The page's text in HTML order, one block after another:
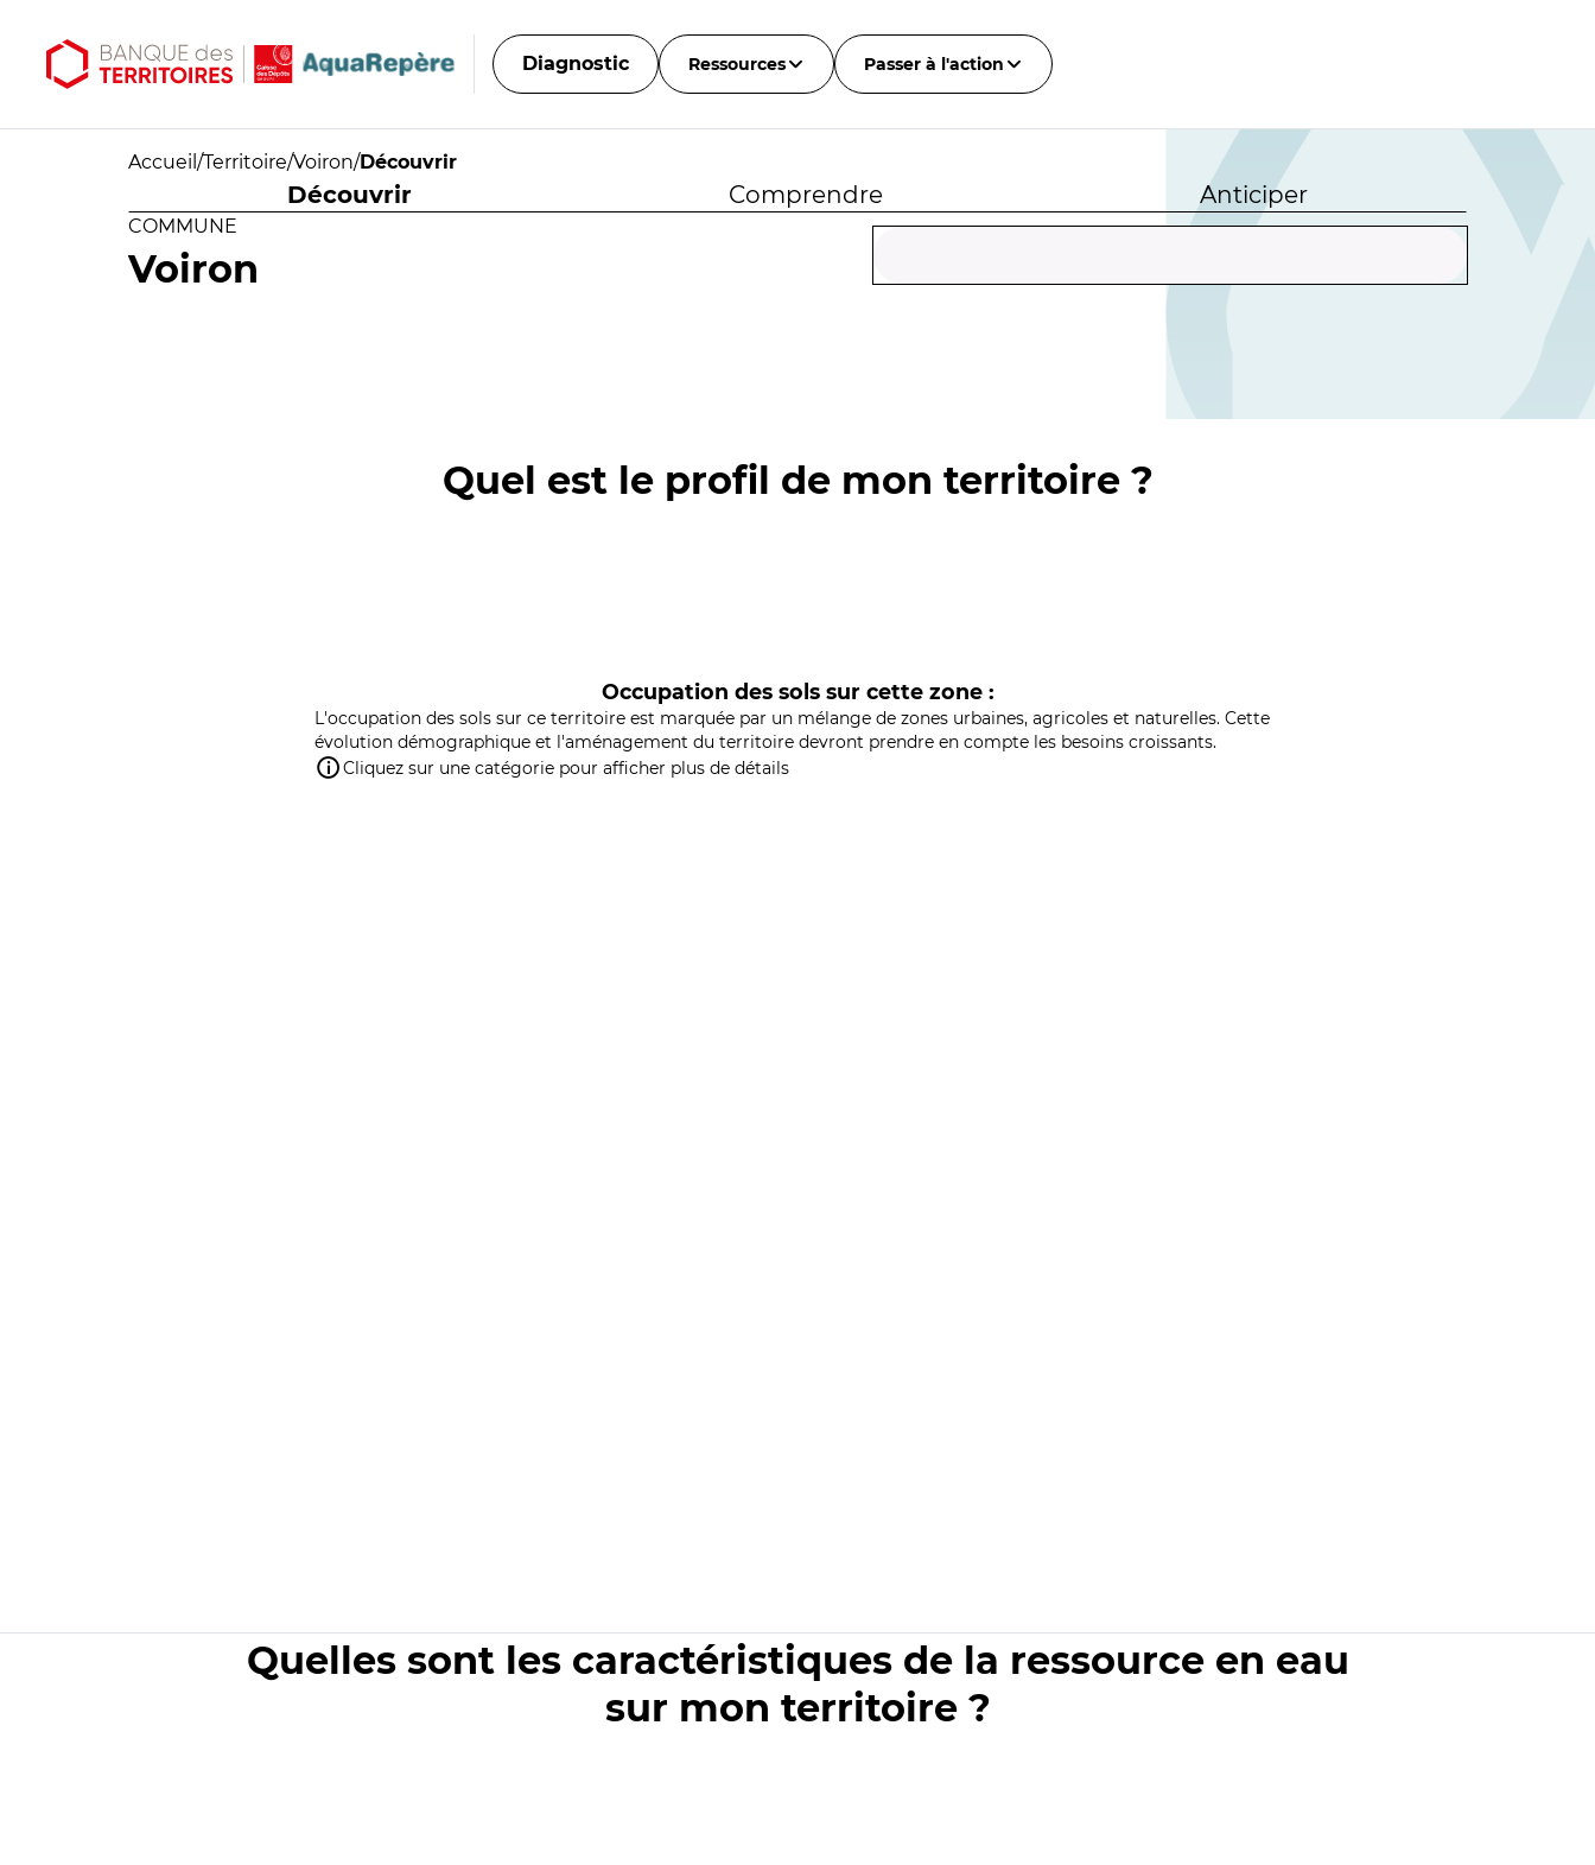
Diagnostic Ressources Passer à l'action
Accueil /Territoire/Voiron/Découvrir
Découvrir Comprendre Anticiper
COMMUNE
Voiron
Quel est le profil de mon territoire ?
Occupation des sols sur cette zone :
L'occupation des sols sur ce territoire est marquée par un mélange de zones urbaines, agricoles et naturelles. Cette
évolution démographique et l'aménagement du territoire devront prendre en compte les besoins croissants.
Cliquez sur une catégorie pour afficher plus de détails
Quelles sont les caractéristiques de la ressource en eau
sur mon territoire ?